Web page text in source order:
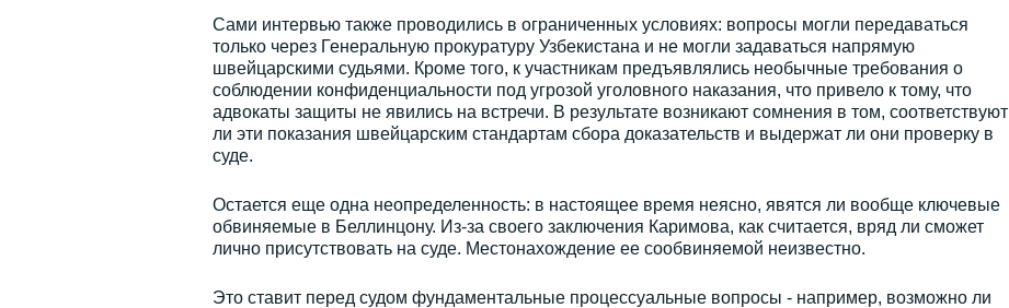
Сами интервью также проводились в ограниченных условиях: вопросы могли передаваться
только через Генеральную прокуратуру Узбекистана и не могли задаваться напрямую
швейцарскими судьями. Кроме того, к участникам предъявлялись необычные требования о
соблюдении конфиденциальности под угрозой уголовного наказания, что привело к тому, что
адвокаты защиты не явились на встречи. В результате возникают сомнения в том, соответствуют
ли эти показания швейцарским стандартам сбора доказательств и выдержат ли они проверку в
суде.
Остается еще одна неопределенность: в настоящее время неясно, явятся ли вообще ключевые
обвиняемые в Беллинцону. Из-за своего заключения Каримова, как считается, вряд ли сможет
лично присутствовать на суде. Местонахождение ее сообвиняемой неизвестно.
Это ставит перед судом фундаментальные процессуальные вопросы - например, возможно ли